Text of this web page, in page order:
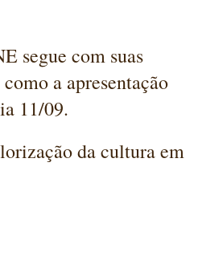
segue com suas
a apresentação
11/09.
da cultura em